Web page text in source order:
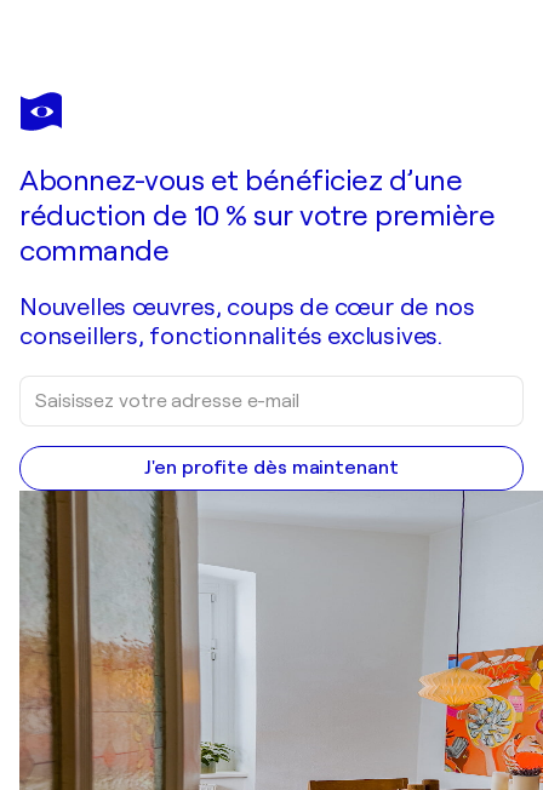
CRISTINA STEFAN
Abonnez-vous et bénéficiez d’une
réduction de 10 % sur votre première
commande
Nouvelles œuvres, coups de cœur de nos
conseillers, fonctionnalités exclusives.
J'en profite dès maintenant